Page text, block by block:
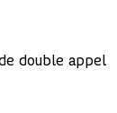
double appel